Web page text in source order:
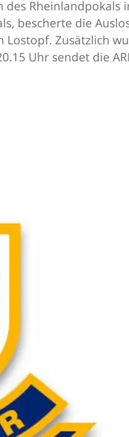
Rheinlandpokals
bescherte die
Zusätzlich
Uhr sendet die